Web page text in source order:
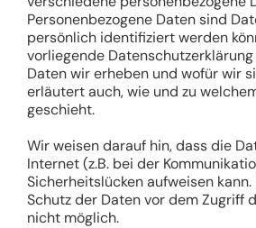
Personenbezogene Daten sind
persönlich identifiziert werden
vorliegende
Daten wir erheben und wofür wir
erläutert auch, wie und zu
geschieht.
Wir weisen darauf hin, dass die
Internet (z.B. bei der
Sicherheitslücken aufweisen kann.
Schutz der Daten vor dem Zugriff
nicht möglich.